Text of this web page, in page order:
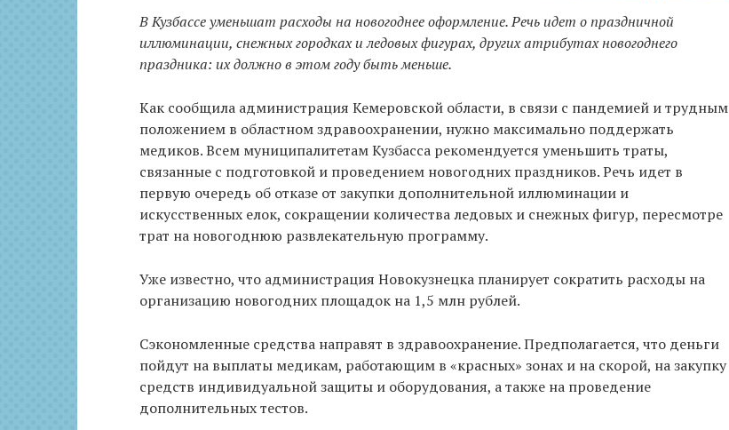
В Кузбассе уменьшат расходы на новогоднее оформление. Речь идет о праздничной
иллюминации, снежных городках и ледовых фигурах, других атрибутах новогоднего
праздника: их должно в этом году быть меньше.
Как сообщила администрация Кемеровской области, в связи с пандемией и трудным
положением в областном здравоохранении, нужно максимально поддержать
медиков. Всем муниципалитетам Кузбасса рекомендуется уменьшить траты,
связанные с подготовкой и проведением новогодних праздников. Речь идет в
первую очередь об отказе от закупки дополнительной иллюминации и
искусственных елок, сокращении количества ледовых и снежных фигур, пересмотре
трат на новогоднюю развлекательную программу.
Уже известно, что администрация Новокузнецка планирует сократить расходы на
организацию новогодних площадок на 1,5 млн рублей.
Сэкономленные средства направят в здравоохранение. Предполагается, что деньги
пойдут на выплаты медикам, работающим в «красных» зонах и на скорой, на закупку
средств индивидуальной защиты и оборудования, а также на проведение
дополнительных тестов.